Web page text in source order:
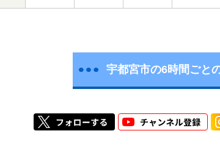
宇都宮市の6時間ごと